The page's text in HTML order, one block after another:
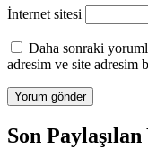
İnternet sitesi
Daha sonraki
adresim ve site adresim
Son Paylaşılan